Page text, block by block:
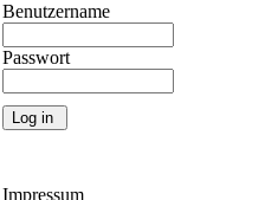
Benutzername
Passwort
Impressum